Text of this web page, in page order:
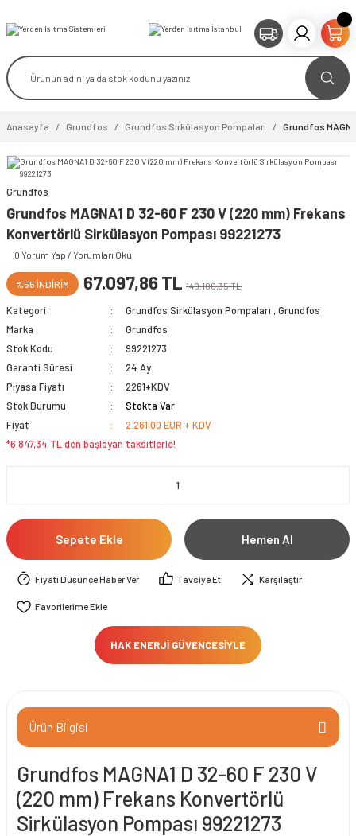
Anasayfa Grundfos Grundfos Sirkülasyon Pompaları Grundfos
Grundfos
Grundfos MAGNA1 D 32-60 F 230 V (220 mm) Frekans
Konvertörlü Sirkülasyon Pompası 99221273
0 Yorum Yap / Yorumları Oku
%55 İNDİRİM 67.097,86 TL 149.106,35 TL
Kategori Grundfos Sirkülasyon Pompaları ,Grundfos
Marka
Grundfos
Stok Kodu
99221273
Garanti Süresi
24 Ay
Piyasa Fiyatı
2261+KDV
Stok Durumu
Stokta Var
Fiyat
2.261,00 EUR + KDV
*6.847,34 TL den başlayan taksitlerle!
Sepete Ekle Hemen Al
Fiyatı Düşünce Haber Ver Tavsiye Et Karşılaştır
HAK ENERJİ GÜVENCESİYLE
Ürün Bilgisi
Grundfos MAGNA1 D 32-60 F 230 V
(220 mm) Frekans Konvertörlü
Sirkülasyon Pompası 99221273